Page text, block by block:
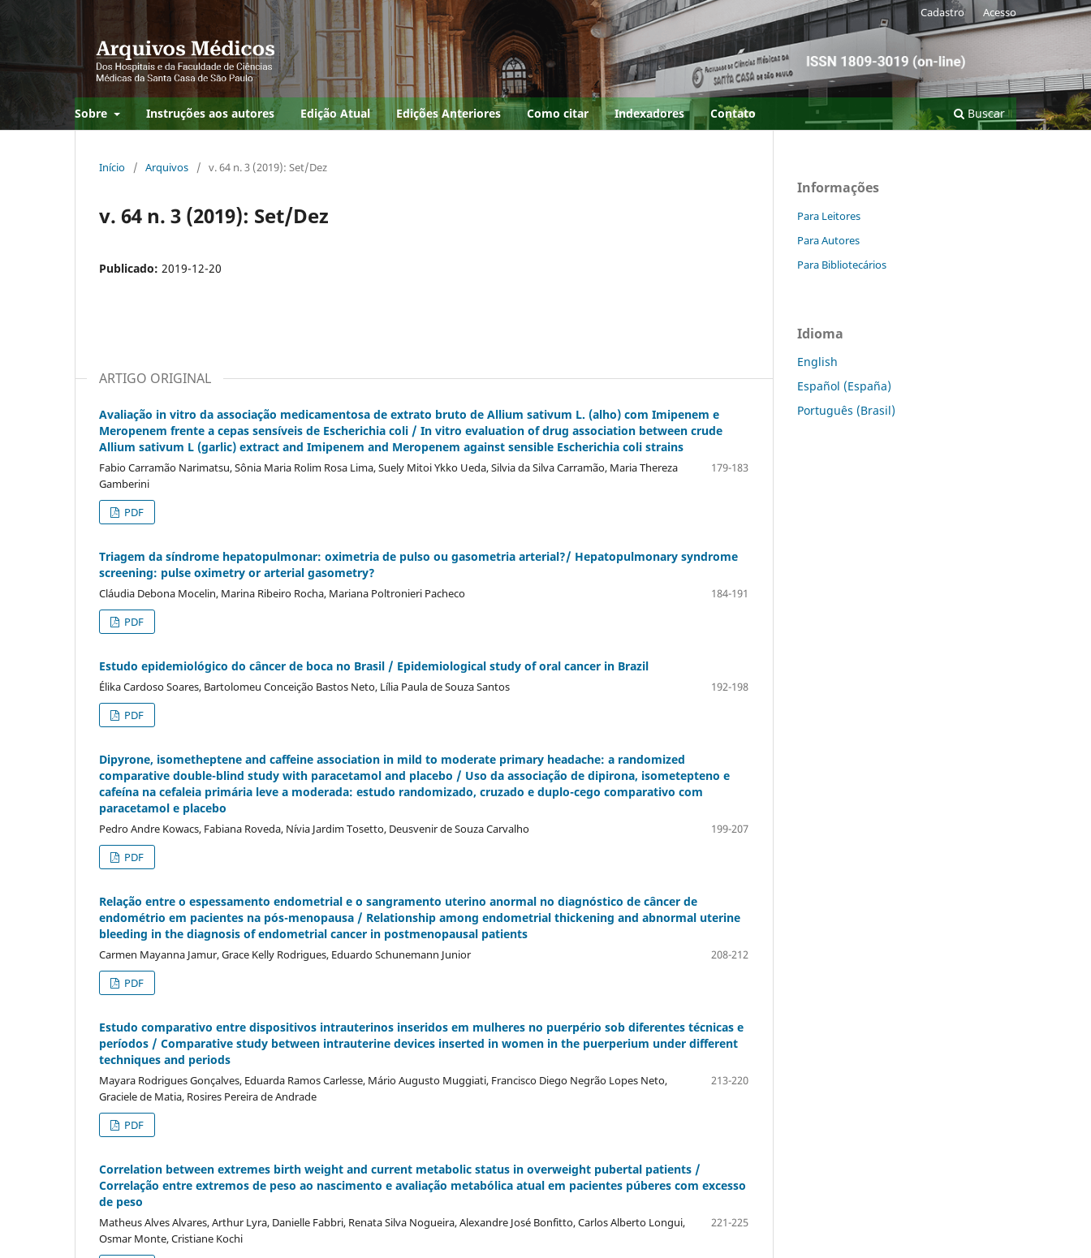
Sobre Instruções aos autores Edição Atual Edições Anteriores Como citar Indexadores Contato Buscar
Cadastro Acesso
Início / Arquivos / v. 64 n. 3 (2019): Set/Dez
v. 64 n. 3 (2019): Set/Dez
Publicado: 2019-12-20
ARTIGO ORIGINAL
Avaliação in vitro da associação medicamentosa de extrato bruto de Allium sativum L. (alho) com Imipenem e
Meropenem frente a cepas sensí­veis de Escherichia coli / In vitro evaluation of drug association between crude
Allium sativum L (garlic) extract and Imipenem and Meropenem against sensible Escherichia coli strains
Fabio Carramão Narimatsu, Sônia Maria Rolim Rosa Lima, Suely Mitoi Ykko Ueda, Silvia da Silva Carramão, Maria Thereza
Gamberini
179-183
PDF
Triagem da sí­ndrome hepatopulmonar: oximetria de pulso ou gasometria arterial?/ Hepatopulmonary syndrome
screening: pulse oximetry or arterial gasometry?
Cláudia Debona Mocelin, Marina Ribeiro Rocha, Mariana Poltronieri Pacheco
184-191
PDF
Estudo epidemiológico do câncer de boca no Brasil / Epidemiological study of oral cancer in Brazil
Élika Cardoso Soares, Bartolomeu Conceição Bastos Neto, Lí­lia Paula de Souza Santos
192-198
PDF
Dipyrone, isometheptene and caffeine association in mild to moderate primary headache: a randomized
comparative double-blind study with paracetamol and placebo / Uso da associação de dipirona, isometepteno e
cafeí­na na cefaleia primária leve a moderada: estudo randomizado, cruzado e duplo-cego comparativo com
paracetamol e placebo
Pedro Andre Kowacs, Fabiana Roveda, Ní­via Jardim Tosetto, Deusvenir de Souza Carvalho
199-207
PDF
Relação entre o espessamento endometrial e o sangramento uterino anormal no diagnóstico de câncer de
endométrio em pacientes na pós-menopausa / Relationship among endometrial thickening and abnormal uterine
bleeding in the diagnosis of endometrial cancer in postmenopausal patients
Carmen Mayanna Jamur, Grace Kelly Rodrigues, Eduardo Schunemann Junior
208-212
PDF
Estudo comparativo entre dispositivos intrauterinos inseridos em mulheres no puerpério sob diferentes técnicas e
perí­odos / Comparative study between intrauterine devices inserted in women in the puerperium under different
techniques and periods
Mayara Rodrigues Gonçalves, Eduarda Ramos Carlesse, Mário Augusto Muggiati, Francisco Diego Negrão Lopes Neto,
Graciele de Matia, Rosires Pereira de Andrade
213-220
PDF
Correlation between extremes birth weight and current metabolic status in overweight pubertal patients /
Correlação entre extremos de peso ao nascimento e avaliação metabólica atual em pacientes púberes com excesso
de peso
Matheus Alves Alvares, Arthur Lyra, Danielle Fabbri, Renata Silva Nogueira, Alexandre José Bonfitto, Carlos Alberto Longui,
Osmar Monte, Cristiane Kochi
221-225
Informações
Para Leitores
Para Autores
Para Bibliotecários
Idioma
English
Español (España)
Português (Brasil)